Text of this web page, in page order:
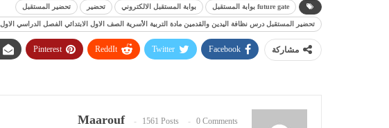
future gate بوابة المستقبل بوابة المستقبل الالكتروني تحضير تحضير المستقبل
تحضير المستقبل درس نظافة اليدين والقدمين مادة التربية الأسرية الصف الاول الابتدائي الفصل الدراسي الاول 1443 هـ
مشاركة Facebook
Twitter
ReddIt
Pinterest
Maarouf 1561 Posts 0 Comments